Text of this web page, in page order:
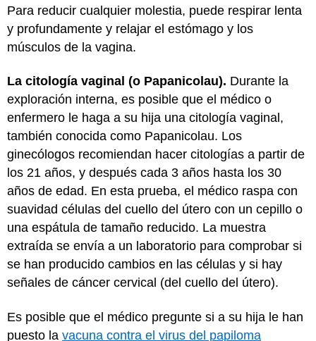
Para reducir cualquier molestia, puede respirar lenta
y profundamente y relajar el estómago y los
músculos de la vagina.
La citología vaginal (o Papanicolau). Durante la
exploración interna, es posible que el médico o
enfermero le haga a su hija una citología vaginal,
también conocida como Papanicolau. Los
ginecólogos recomiendan hacer citologías a partir de
los 21 años, y después cada 3 años hasta los 30
años de edad. En esta prueba, el médico raspa con
suavidad células del cuello del útero con un cepillo o
una espátula de tamaño reducido. La muestra
extraída se envía a un laboratorio para comprobar si
se han producido cambios en las células y si hay
señales de cáncer cervical (del cuello del útero).
Es posible que el médico pregunte si a su hija le han
puesto la vacuna contra el virus del papiloma